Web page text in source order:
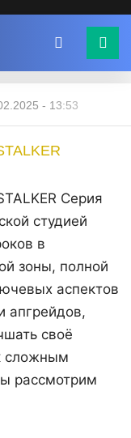
- 13:53
Серия
студией
в
зоны, полной
аспектов
апгрейдов,
своё
сложным
рассмотрим